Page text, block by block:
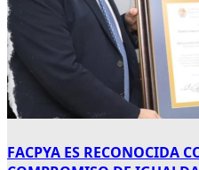
FACPYA ES RECONOCIDA